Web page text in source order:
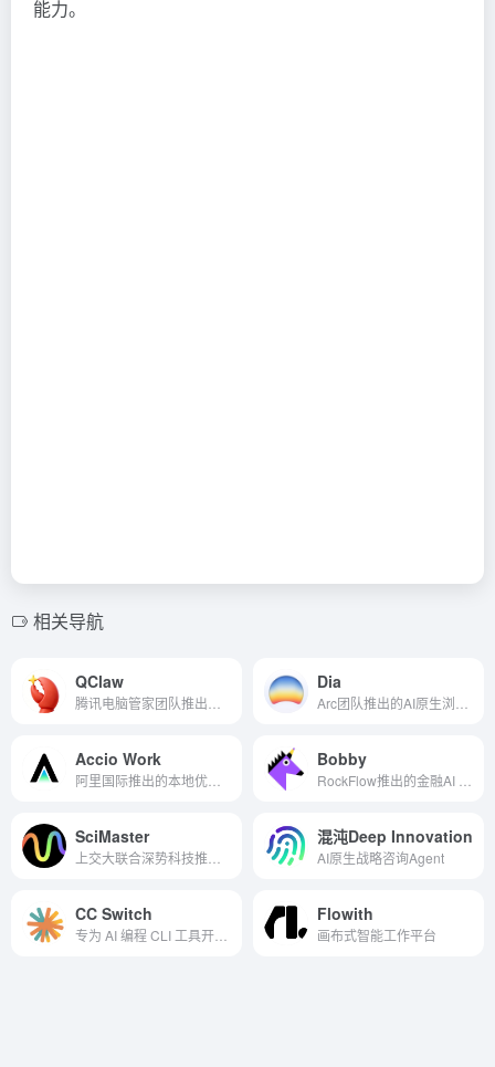
能力。
相关导航
QClaw Dia
Accio Work Bobby
SciMaster 混沌Deep Innovation
AI原生战略咨询Agent
CC Switch Flowith
画布式智能工作平台